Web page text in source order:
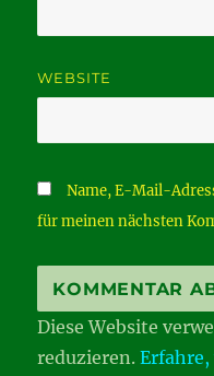
WEBSITE
Name, E-Mail-
für meinen nächsten
Diese Website
reduzieren.Erfahre,